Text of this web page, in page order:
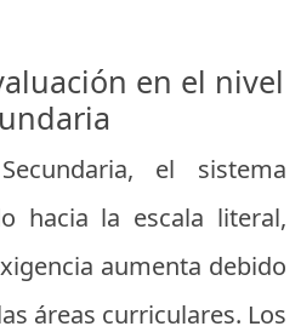
en el nivel
el sistema
hacia la escala literal,
aumenta debido
áreas curriculares. Los